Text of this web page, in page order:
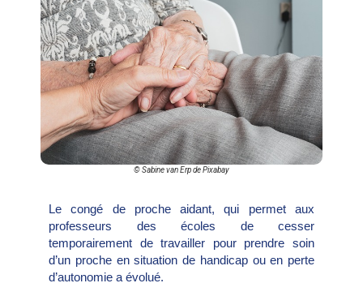
© Sabine van Erp de Pixabay
Le congé de proche aidant, qui permet aux
professeurs des écoles de cesser
temporairement de travailler pour prendre soin
d’un proche en situation de handicap ou en perte
d’autonomie a évolué.